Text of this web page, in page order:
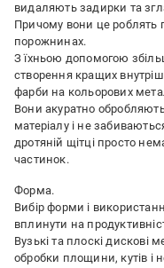
видаляють задирки та
Причому вони це роблять
порожнинах.
З їхньою допомогою
створення кращих
фарби на кольорових
Вони акуратно
матеріалу і не
дротяній щітці просто
частинок.
Форма.
Вибір форми і
вплинути на
Вузькі та плоскі дискові
обробки площини, кутів і